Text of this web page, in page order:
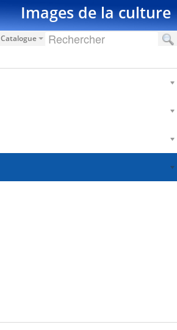
Images de la culture
Catalogue